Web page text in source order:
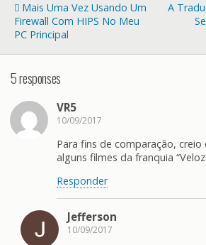
Mais Uma Vez Usando Um
Firewall Com HIPS No Meu
PC Principal
A
5 responses
VR5
10/09/2017
Para fins de comparação, creio
alguns filmes da franquia
Responder
Jefferson
10/09/2017